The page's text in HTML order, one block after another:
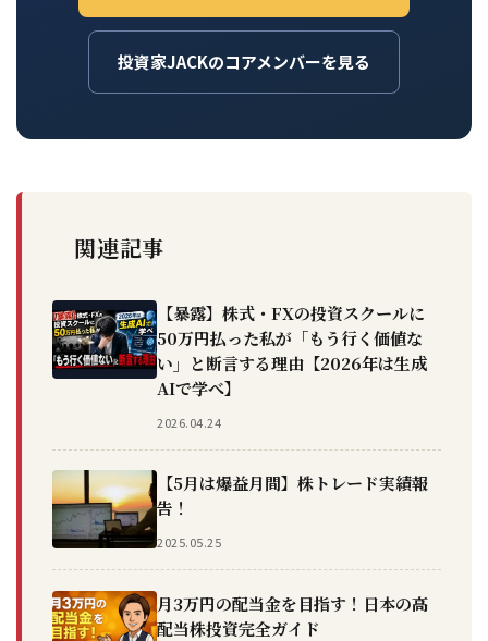
投資家JACKのコアメンバーを見る
関連記事
【暴露】株式・FXの投資スクールに
50万円払った私が「もう行く価値な
い」と断言する理由【2026年は生成
AIで学べ】
2026.04.24
【5月は爆益月間】株トレード実績報
告！
2025.05.25
月3万円の配当金を目指す！日本の高
配当株投資完全ガイド